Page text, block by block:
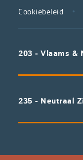
We
voorwaarden
uitstekend
waarvan
Cookiebeleid
203 - Vlaams &
235 - Neutraal